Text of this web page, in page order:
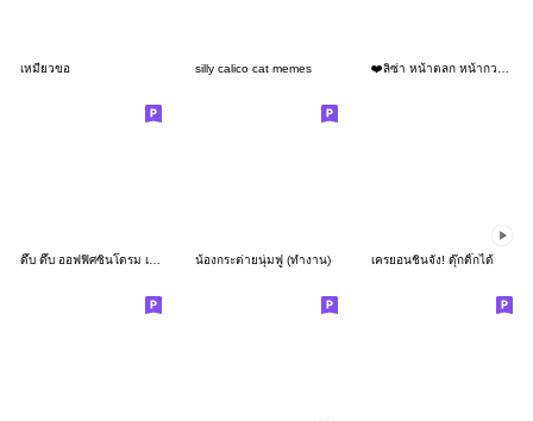
เหมียวขอ silly calico cat memes
ดึ๊บ ดึ๊บ ออฟฟิศซินโดรม เก้า น้องกระต่ายนุ่มฟู (ทำงาน) เครยอนชินจัง! ดุ๊กดิ๊กได้